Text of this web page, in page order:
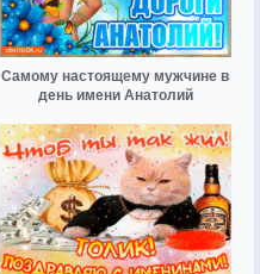
Самому настоящему мужчине в
день имени Анатолий